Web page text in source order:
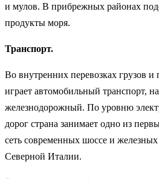
и мулов. В прибрежных районах
продукты моря.
Транспорт.
Во внутренних перевозках грузов
играет автомобильный транспорт,
железнодорожный. По уровню
дорог страна занимает одно из
сеть современных шоссе и железных
Северной Италии.